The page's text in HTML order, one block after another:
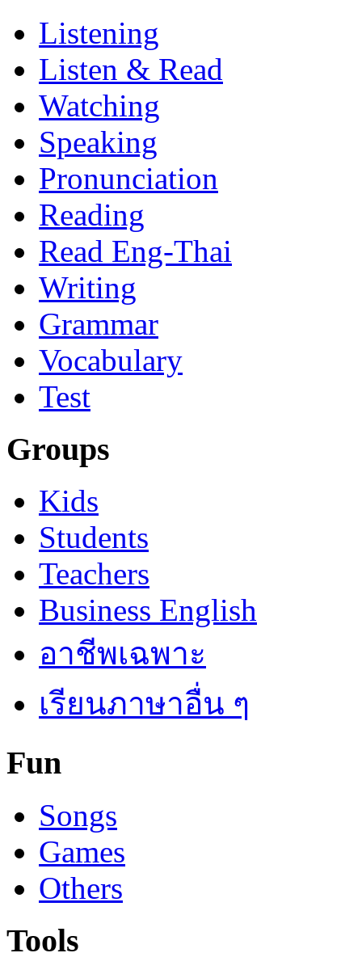
Listening
Listen & Read
Watching
Speaking
Pronunciation
Reading
Read Eng-Thai
Writing
Grammar
Vocabulary
Test
Groups
Kids
Students
Teachers
Business English
อาชีพเฉพาะ
เรียนภาษาอื่น ๆ
Fun
Songs
Games
Others
Tools